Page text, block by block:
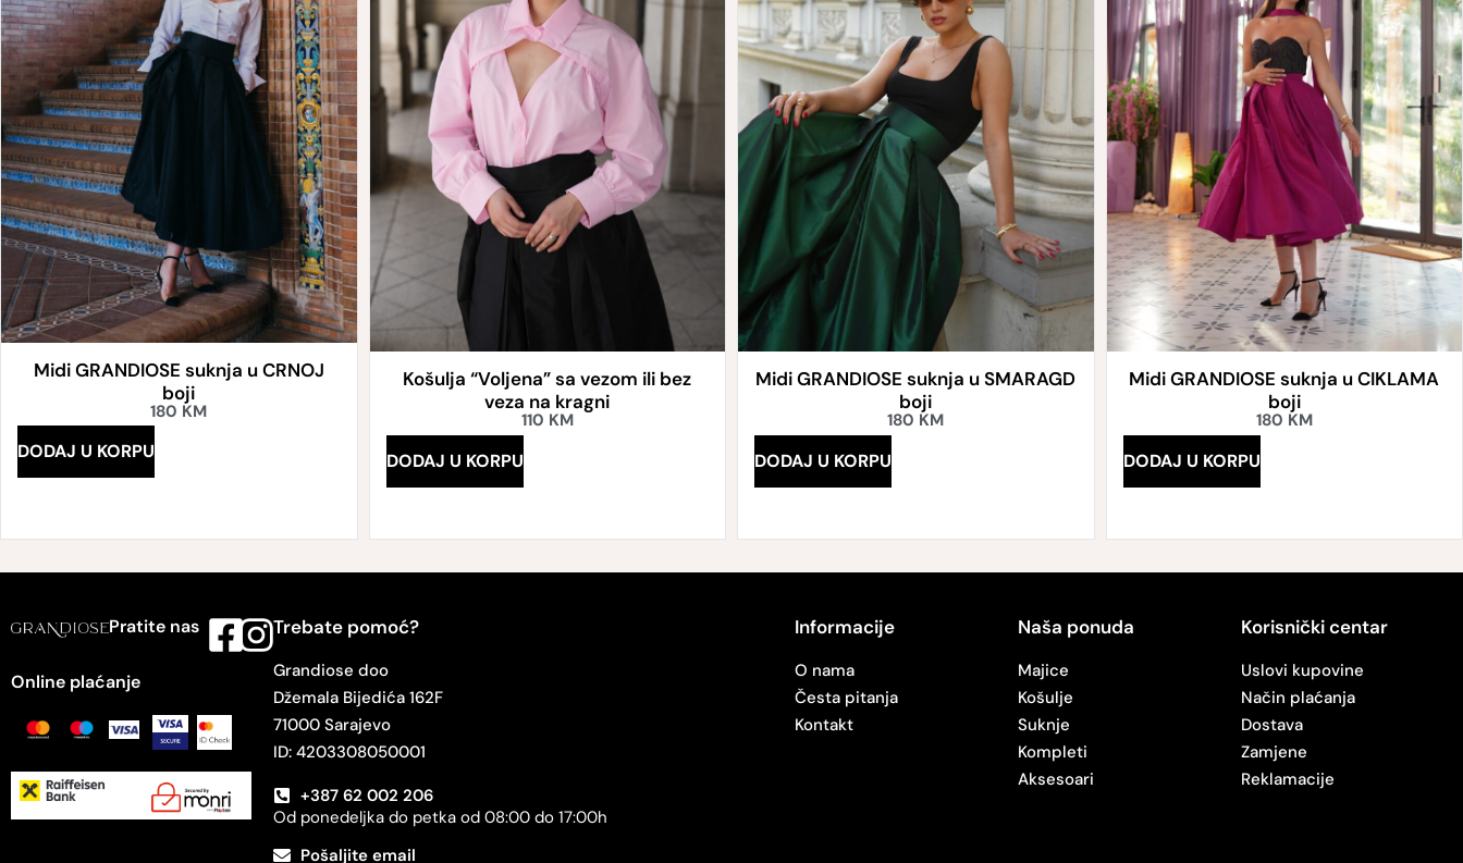
Midi GRANDIOSE suknja u CRNOJ
boji
180 KM
DODAJ U KORPU
Košulja “Voljena” sa vezom ili bez
veza na kragni
110 KM
DODAJ U KORPU
Midi GRANDIOSE suknja u SMARAGD
boji
180 KM
DODAJ U KORPU
Midi GRANDIOSE suknja u CIKLAMA
boji
180 KM
DODAJ U KORPU
Pratite nas
Online plaćanje
Trebate pomoć?
Grandiose doo
Džemala Bijedića 162F
71000 Sarajevo
ID: 4203308050001
+387 62 002 206
Od ponedeljka do petka od 08:00 do 17:00h
Pošaljite email
Informacije
O nama
Česta pitanja
Kontakt
Naša ponuda
Majice
Košulje
Suknje
Kompleti
Aksesoari
Korisnički centar
Uslovi kupovine
Način plaćanja
Dostava
Zamjene
Reklamacije